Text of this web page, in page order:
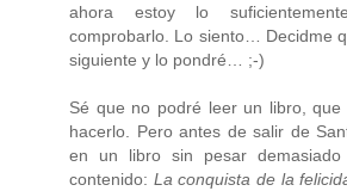
ahora estoy lo
comprobarlo. Lo siento… Decidme
siguiente y lo pondré… ;-)
Sé que no podré leer un libro,
hacerlo. Pero antes de salir de
en un libro sin pesar
contenido: La conquista de la